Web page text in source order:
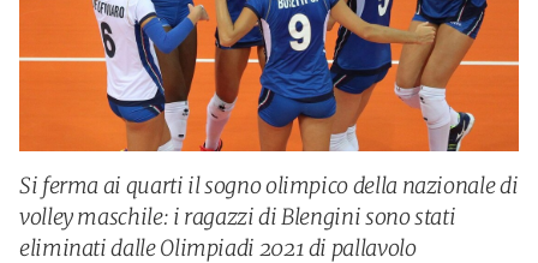
Si ferma ai quarti il sogno olimpico della nazionale di
volley maschile: i ragazzi di Blengini sono stati
eliminati dalle Olimpiadi 2021 di pallavolo